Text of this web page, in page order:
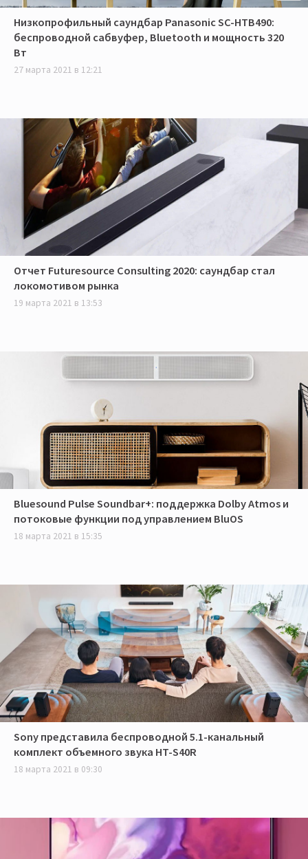
Низкопрофильный саундбар Panasonic SC-HTB490:
беспроводной сабвуфер, Bluetooth и мощность 320
Вт
27 марта 2021 в 12:21
Отчет Futuresource Consulting 2020: саундбар стал
локомотивом рынка
19 марта 2021 в 13:53
Bluesound Pulse Soundbar+: поддержка Dolby Atmos и
потоковые функции под управлением BluOS
18 марта 2021 в 15:35
Sony представила беспроводной 5.1-канальный
комплект объемного звука HT-S40R
18 марта 2021 в 09:30